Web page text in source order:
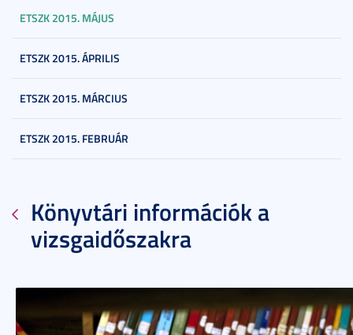
ETSZK 2015. MÁJUS
ETSZK 2015. ÁPRILIS
ETSZK 2015. MÁRCIUS
ETSZK 2015. FEBRUÁR
Könyvtári információk a
vizsgaidőszakra